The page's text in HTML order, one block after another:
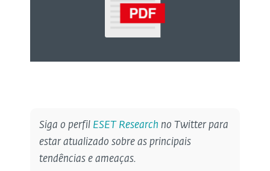
Siga o perfil ESET Research no Twitter para
estar atualizado sobre as principais
tendências e ameaças.